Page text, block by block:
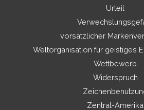
Urteil
vorsätzlicher
Weltorganisation für geistiges
Wettbewerb
Widerspruch
Zentral-Amerika